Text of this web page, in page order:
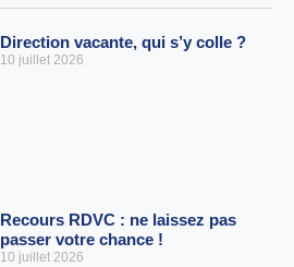
Direction vacante, qui s’y colle ?
10 juillet 2026
Recours RDVC : ne laissez pas
passer votre chance !
10 juillet 2026